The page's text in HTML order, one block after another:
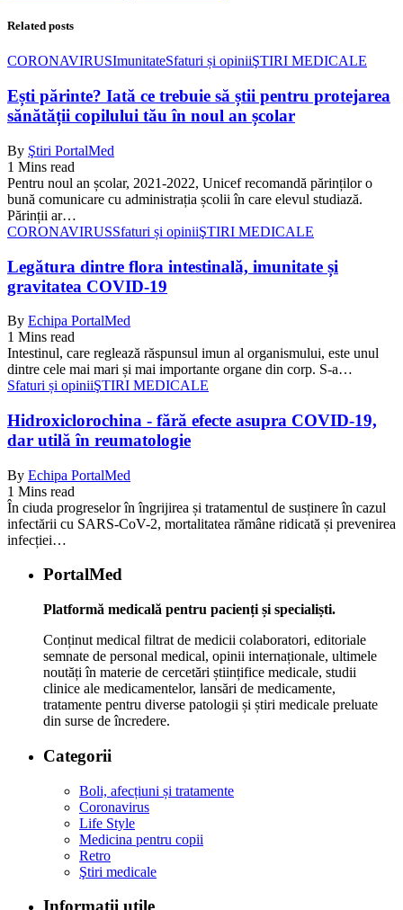
Related posts
CORONAVIRUSImunitateSfaturi și opiniiŞTIRI MEDICALE
Ești părinte? Iată ce trebuie să știi pentru protejarea
sănătății copilului tău în noul an școlar
By Ştiri PortalMed
1 Mins read
Pentru noul an școlar, 2021-2022, Unicef recomandă părinților o
bună comunicare cu administrația școlii în care elevul studiază.
Părinții ar…
CORONAVIRUSSfaturi și opiniiŞTIRI MEDICALE
Legătura dintre flora intestinală, imunitate și
gravitatea COVID-19
By Echipa PortalMed
1 Mins read
Intestinul, care reglează răspunsul imun al organismului, este unul
dintre cele mai mari și mai importante organe din corp. S-a…
Sfaturi și opiniiŞTIRI MEDICALE
Hidroxiclorochina - fără efecte asupra COVID-19,
dar utilă în reumatologie
By Echipa PortalMed
1 Mins read
În ciuda progreselor în îngrijirea și tratamentul de susținere în cazul
infectării cu SARS-CoV-2, mortalitatea rămâne ridicată și prevenirea
infecției…
PortalMed
Platformă medicală pentru pacienți și specialiști.
Conținut medical filtrat de medicii colaboratori, editoriale
semnate de personal medical, opinii internaționale, ultimele
noutăți în materie de cercetări științifice medicale, studii
clinice ale medicamentelor, lansări de medicamente,
tratamente pentru diverse patologii și știri medicale preluate
din surse de încredere.
Categorii
Boli, afecțiuni și tratamente
Coronavirus
Life Style
Medicina pentru copii
Retro
Ştiri medicale